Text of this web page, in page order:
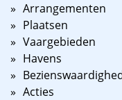
Arrangementen
Plaatsen
Vaargebieden
Havens
Acties